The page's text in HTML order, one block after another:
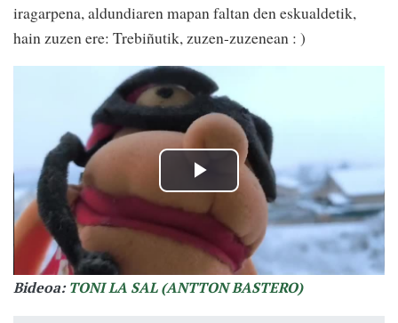
iragarpena, aldundiaren mapan faltan den eskualdetik,
hain zuzen ere: Trebiñutik, zuzen-zuzenean : )
Bideoa:TONI LA SAL (ANTTON BASTERO)